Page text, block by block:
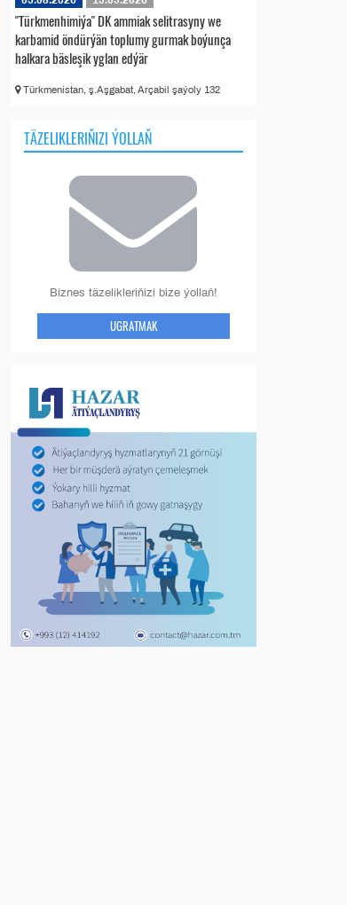
"Türkmenhimiýa" DK ammiak selitrasyny we
karbamid öndürýän toplumy gurmak boýunça
halkara bäsleşik yglan edýär
Türkmenistan, ş.Aşgabat, Arçabil şaýoly 132
TÄZELIKLERIŇIZI ÝOLLAŇ
Biznes täzelikleriňizi bize ýollaň!
UGRATMAK